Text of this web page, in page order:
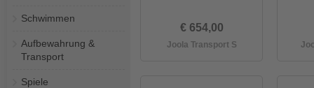
Schwimmen
Aufbewahrung &
Transport
Spiele
€ 654,00
Joola Transport S